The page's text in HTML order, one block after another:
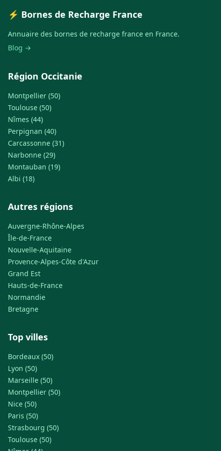
⚡ Bornes de Recharge France
Annuaire des bornes de recharge france en France.
Blog →
Région Occitanie
Montpellier (50)
Toulouse (50)
Nîmes (44)
Perpignan (40)
Carcassonne (31)
Narbonne (29)
Montauban (19)
Albi (18)
Autres régions
Auvergne-Rhône-Alpes
Île-de-France
Nouvelle-Aquitaine
Provence-Alpes-Côte d'Azur
Grand Est
Hauts-de-France
Normandie
Bretagne
Top villes
Bordeaux (50)
Lyon (50)
Marseille (50)
Montpellier (50)
Nice (50)
Paris (50)
Strasbourg (50)
Toulouse (50)